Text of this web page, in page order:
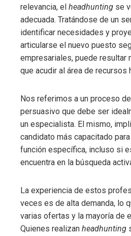
relevancia, el headhunting se
adecuada. Tratándose de un
identificar necesidades y
articularse el nuevo puesto
empresariales, puede resultar
que acudir al área de recursos
Nos referimos a un proceso
persuasivo que debe ser
un especialista. El mismo,
candidato más capacitado
función específica, incluso si
encuentra en la búsqueda
La experiencia de estos
veces es de alta demanda, lo
varias ofertas y la mayoría de
Quienes realizan headhunting